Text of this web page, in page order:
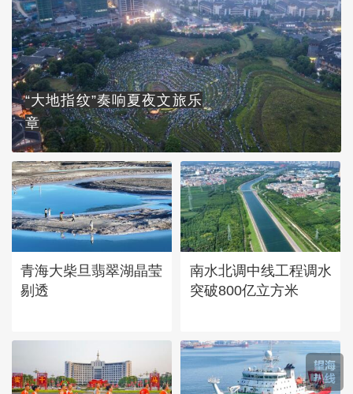
“大地指纹”奏响夏夜文旅乐
章
青海大柴旦翡翠湖晶莹
剔透
南水北调中线工程调水
突破800亿立方米